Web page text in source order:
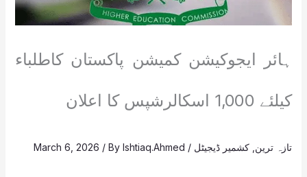
ہائر ایجوکیشن کمیشن پاکستان کاطلباء
کیلئے 1,000 اسکالرشپس کا اعلان
تازہ ترین کشمیر ڈیجیٹل /
March 6, 2026 / ByIshtiaq.Ahmed